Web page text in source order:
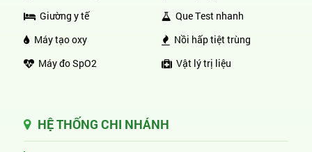
Giường y tế
Máy tạo oxy
Máy đo SpO2
Que Test nhanh
Nồi hấp tiệt trùng
Vật lý trị liệu
HỆ THỐNG CHI NHÁNH